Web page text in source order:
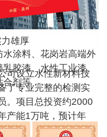
雄厚
水涂料、花岗岩高端外
胶漆、水性工业漆、
合剂等
司设立水性新材料技
了专业完整的检测实
。项目总投资约2000
产能1万吨，预计年